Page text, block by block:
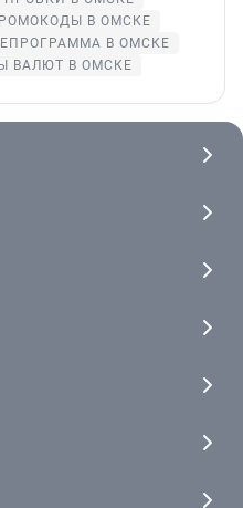
В ОМСКЕ
В ОМСКЕ
ВАЛЮТ В ОМСКЕ